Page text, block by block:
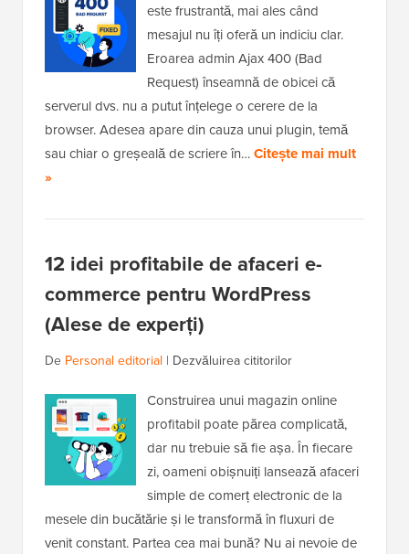
este frustrantă, mai ales când
mesajul nu îți oferă un indiciu clar.
Eroarea admin Ajax 400 (Bad
Request) înseamnă de obicei că
serverul dvs. nu a putut înțelege o cerere de la
browser. Adesea apare din cauza unui plugin, temă
sau chiar o greșeală de scriere în…Citește mai mult
»
12 idei profitabile de afaceri e-
commerce pentru WordPress
(Alese de experți)
De Personal editorial | Dezvăluirea cititorilor
Construirea unui magazin online
profitabil poate părea complicată,
dar nu trebuie să fie așa. În fiecare
zi, oameni obișnuiți lansează afaceri
simple de comerț electronic de la
mesele din bucătărie și le transformă în fluxuri de
venit constant. Partea cea mai bună? Nu ai nevoie de